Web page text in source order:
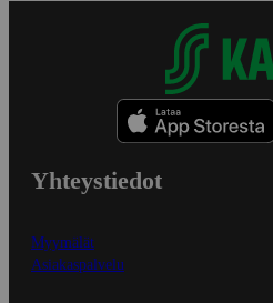
Yhteystiedot
Myymälät
Asiakaspalvelu